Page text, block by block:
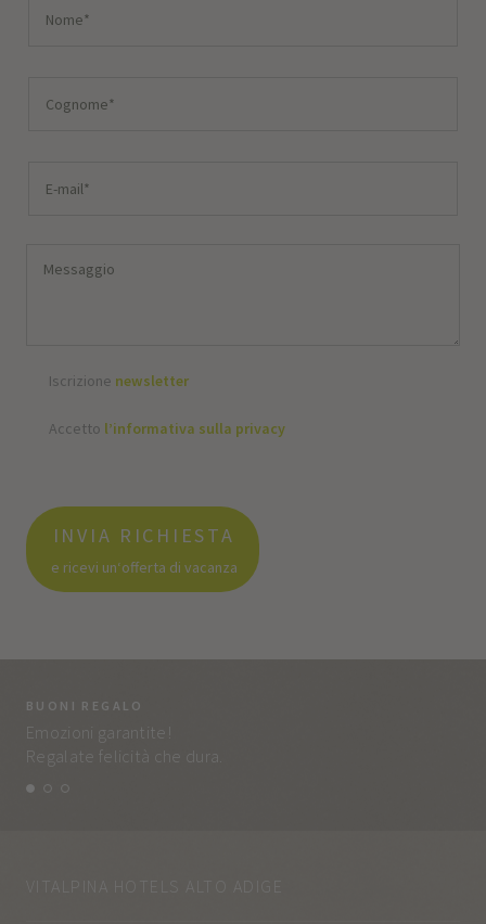
Iscrizione newsletter
Accetto l’informativa sulla privacy
INVIA RICHIESTA
e ricevi un‘offerta di vacanza
BUONI REGALO
Emozioni garantite!
Regalate felicità che dura.
VITALPINA HOTELS ALTO ADIGE